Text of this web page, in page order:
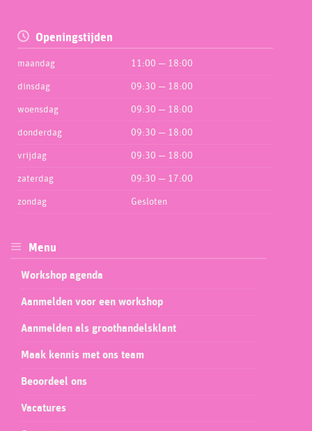
Openingstijden
maandag 11:00 — 18:00
dinsdag 09:30 — 18:00
woensdag 09:30 — 18:00
donderdag 09:30 — 18:00
vrijdag 09:30 — 18:00
zaterdag 09:30 — 17:00
zondag Gesloten
Menu
Workshop agenda
Aanmelden voor een workshop
Aanmelden als groothandelsklant
Maak kennis met ons team
Beoordeel ons
Vacatures